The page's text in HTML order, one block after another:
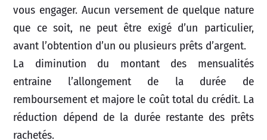
vous engager. Aucun versement de quelque nature
que ce soit, ne peut être exigé d’un particulier,
avant l’obtention d’un ou plusieurs prêts d’argent.
La diminution du montant des mensualités
entraine l’allongement de la durée de
remboursement et majore le coût total du crédit. La
réduction dépend de la durée restante des prêts
rachetés.